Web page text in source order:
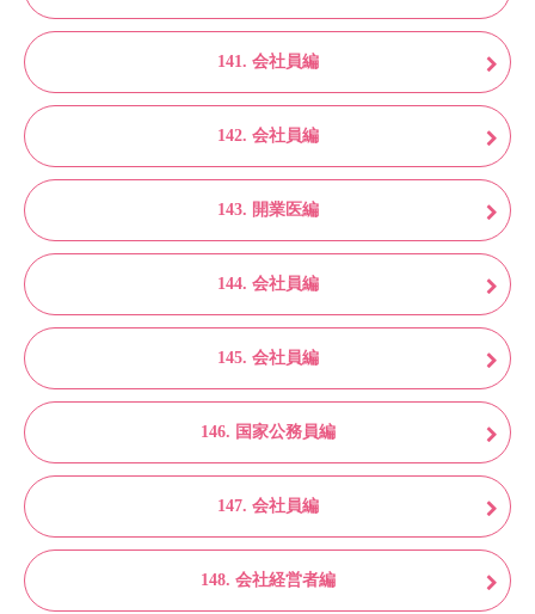
141. 会社員編
142. 会社員編
143. 開業医編
144. 会社員編
145. 会社員編
146. 国家公務員編
147. 会社員編
148. 会社経営者編